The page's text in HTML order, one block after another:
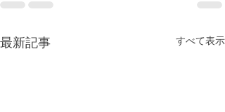
最新記事 すべて表示